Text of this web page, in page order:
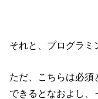
それと、プログラミ
ただ、こちらは必須
できるとなおよし、